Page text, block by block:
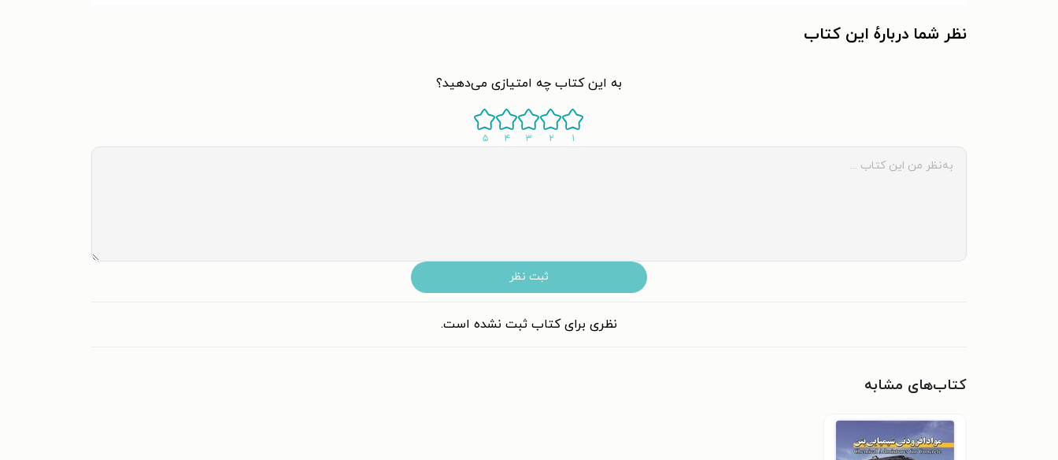
نظر شما دربارهٔ این کتاب
به این کتاب چه امتیازی می‌دهید؟
۱ ۲ ۳ ۴ ۵
ثبت نظر
نظری برای کتاب ثبت نشده است.
کتاب‌های مشابه